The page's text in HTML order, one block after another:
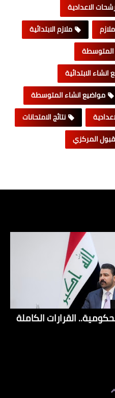
الاعدادية
ملازم
ملازم الابتدائية
المتوسطة
الابتدائية
مواضيع انشاء المتوسطة
نتائج الامتحانات
المركزي
القرارات الكاملة